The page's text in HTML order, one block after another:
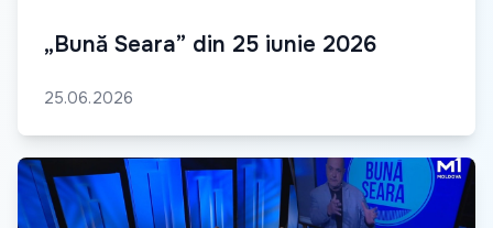
„Bună Seara” din 25 iunie 2026
25.06.2026